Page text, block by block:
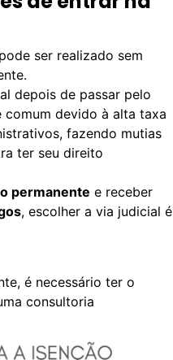
ser realizado sem
depois de passar pelo
devido à alta taxa
fazendo mutias
ter seu direito
permanente e receber
, escolher a via judicial é
é necessário ter o
consultoria